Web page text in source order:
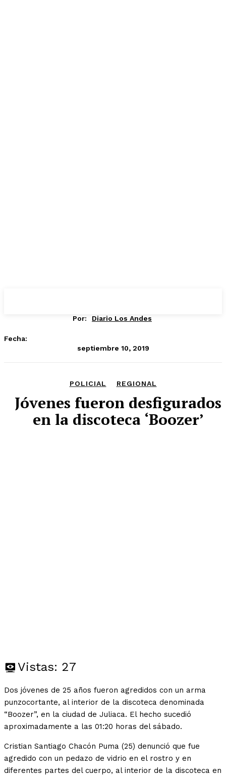
Por: Diario Los Andes
Fecha:
septiembre 10, 2019
POLICIAL REGIONAL
Jóvenes fueron desfigurados
en la discoteca ‘Boozer’
Vistas: 27
Dos jóvenes de 25 años fueron agredidos con un arma
punzocortante, al interior de la discoteca denominada
“Boozer”, en la ciudad de Juliaca. El hecho sucedió
aproximadamente a las 01:20 horas del sábado.
Cristian Santiago Chacón Puma (25) denunció que fue
agredido con un pedazo de vidrio en el rostro y en
diferentes partes del cuerpo, al interior de la discoteca en